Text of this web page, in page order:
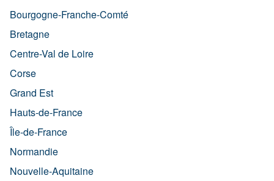
Bourgogne-Franche-Comté
Bretagne
Centre-Val de Loire
Corse
Grand Est
Hauts-de-France
Île-de-France
Normandie
Nouvelle-Aquitaine